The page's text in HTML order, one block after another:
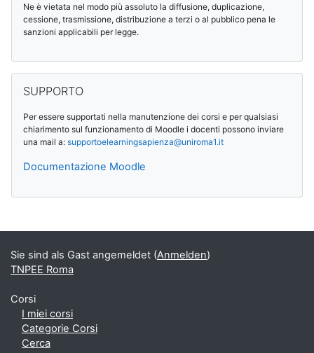
Ne è vietata nel modo più assoluto la diffusione, duplicazione,
cessione, trasmissione, distribuzione a terzi o al pubblico pena le
sanzioni applicabili per legge.
SUPPORTO
Per essere supportati nella manutenzione dei corsi e per qualsiasi
chiarimento sul funzionamento di Moodle i docenti possono inviare
una mail a: supportoelearningsapienza@uniroma1.it
Documentazione Moodle
Ergänzungsblöcke
Sie sind als Gast angemeldet (Anmelden)
TNPEE Roma
Corsi
I miei corsi
Categorie Corsi
Cerca